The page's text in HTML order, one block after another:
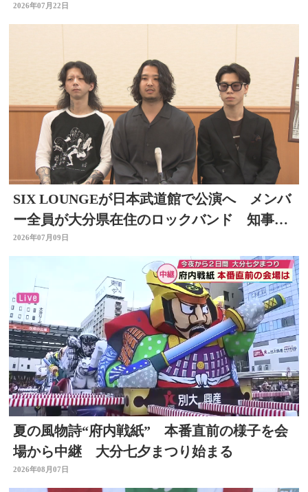
症疑いで搬送
2026年07月22日
SIX LOUNGEが日本武道館で公演へ メンバ
ー全員が大分県在住のロックバンド 知事を
表敬
2026年07月09日
夏の風物詩“府内戦紙” 本番直前の様子を会
場から中継 大分七夕まつり始まる
2026年08月07日